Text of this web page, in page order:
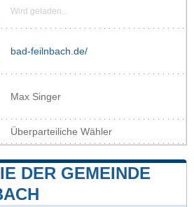
Wird geladen...
bad-feilnbach.de/
Max Singer
Überparteiliche Wähler
DER GEMEINDE